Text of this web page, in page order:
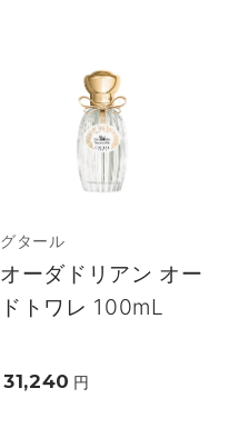
グタール
オーダドリアン オー
ドトワレ 100mL
31,240 円